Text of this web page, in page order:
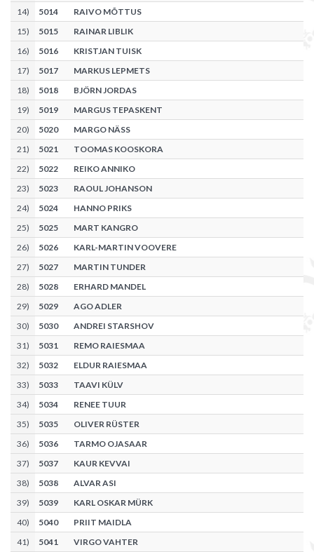
14) 5014
RAIVO MÕTTUS
15) 5015
RAINAR LIBLIK
16) 5016
KRISTJAN TUISK
17) 5017
MARKUS LEPMETS
18) 5018
BJÖRN JORDAS
19) 5019
MARGUS TEPASKENT
20) 5020
MARGO NÄSS
21) 5021
TOOMAS KOOSKORA
22) 5022
REIKO ANNIKO
23) 5023
RAOUL JOHANSON
24) 5024
HANNO PRIKS
25) 5025
MART KANGRO
26) 5026
KARL-MARTIN VOOVERE
27) 5027
MARTIN TUNDER
28) 5028
ERHARD MANDEL
29) 5029
AGO ADLER
30) 5030
ANDREI STARSHOV
31) 5031
REMO RAIESMAA
32) 5032
ELDUR RAIESMAA
33) 5033
TAAVI KÜLV
34) 5034
RENEE TUUR
35) 5035
OLIVER RÜSTER
36) 5036
TARMO OJASAAR
37) 5037
KAUR KEVVAI
38) 5038
ALVAR ASI
39) 5039
KARL OSKAR MÜRK
40) 5040
PRIIT MAIDLA
41) 5041
VIRGO VAHTER